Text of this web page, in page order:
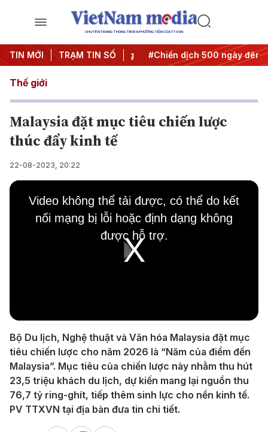
CHUYÊN TRANG THÔNG TIN ĐA PHƯƠNG TIỆN CỦA TTXVN
TIN MỚI TRẠM TIN SỐ
Nghị quyết thành hành động #Chiến dịch 500 ngày đêm
Thế giới
Malaysia đặt mục tiêu chiến lược
thúc đẩy kinh tế
22-08-2023, 20:22
Play
Video
This
window.
Video không thể tải được, có thể do kết
nối mạng bị lỗi hoặc định dạng không
được hỗ trợ.
Bộ Du lịch, Nghệ thuật và Văn hóa Malaysia đặt mục
tiêu chiến lược cho năm 2026 là “Năm của điểm đến
Malaysia”. Mục tiêu của chiến lược này nhằm thu hút
23,5 triệu khách du lịch, dự kiến mang lại nguồn thu
76,7 tỷ ring-ghít, tiếp thêm sinh lực cho nền kinh tế.
PV TTXVN tại địa bàn đưa tin chi tiết.